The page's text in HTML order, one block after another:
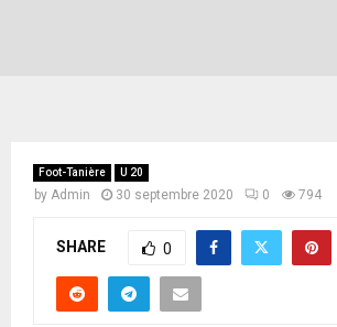
Foot-Tanière U 20
by Admin 30 septembre 2020 0 794
SHARE 0